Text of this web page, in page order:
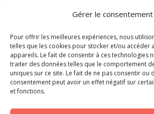
Gérer le consentement
Pour offrir les meilleures expériences, nous
telles que les cookies pour stocker et/ou accéder
appareils. Le fait de consentir à ces technologies
traiter des données telles que le comportement
uniques sur ce site. Le fait de ne pas consentir ou
consentement peut avoir un effet négatif sur
et fonctions.
Partager :